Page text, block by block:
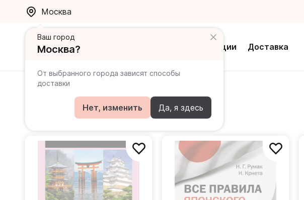
Москва
Акции Доставка
Ваш город
Москва?
От выбранного города зависят способы
доставки
Нет, изменить Да, я здесь
Румак Наталья Григорьевна
Книги автора